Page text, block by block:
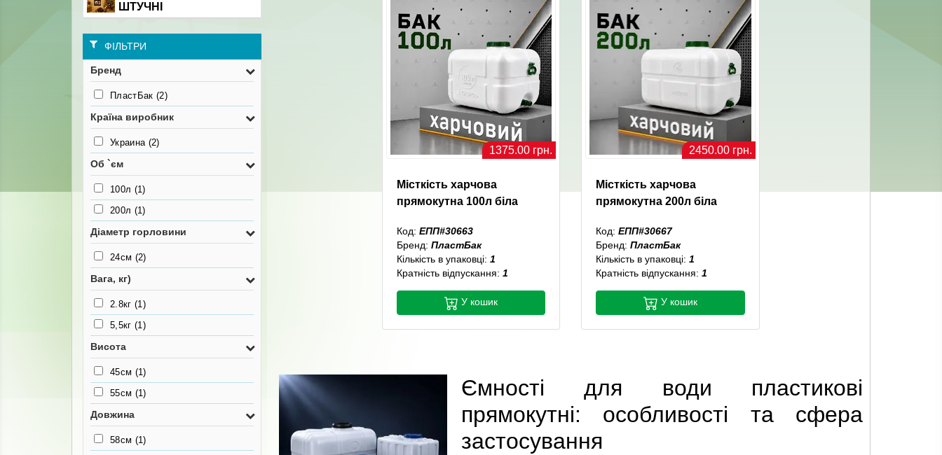
ШТУЧНІ
ФІЛЬТРИ
Бренд
ПластБак (2)
Країна виробник
Украина (2)
Об `єм
100л (1)
200л (1)
Діаметр горловини
24см (2)
Вага, кг)
2.8кг (1)
5,5кг (1)
Висота
45см (1)
55см (1)
Довжина
58см (1)
1375.00 грн.
Місткість харчова
прямокутна 100л біла
Код: ЕПП#30663
Бренд: ПластБак
Кількість в упаковці: 1
Кратність відпускання: 1
У кошик
2450.00 грн.
Місткість харчова
прямокутна 200л біла
Код:ЕПП#30667
Бренд:ПластБак
Кількість в упаковці:1
Кратність відпускання:1
У кошик
Ємності для води пластикові
прямокутні: особливості та сфера
застосування